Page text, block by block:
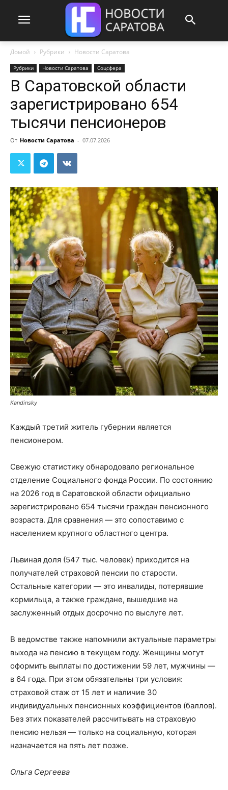
Домой Рубрики Новости Саратова
Рубрики Новости Саратова Соцсфера
В Саратовской области
зарегистрировано 654
тысячи пенсионеров
От Новости Саратова - 07.07.2026
Kandinsky
Каждый третий житель губернии является
пенсионером.
Свежую статистику обнародовало региональное
отделение Социального фонда России. По состоянию
на 2026 год в Саратовской области официально
зарегистрировано 654 тысячи граждан пенсионного
возраста. Для сравнения — это сопоставимо с
населением крупного областного центра.
Львиная доля (547 тыс. человек) приходится на
получателей страховой пенсии по старости.
Остальные категории — это инвалиды, потерявшие
кормильца, а также граждане, вышедшие на
заслуженный отдых досрочно по выслуге лет.
В ведомстве также напомнили актуальные параметры
выхода на пенсию в текущем году. Женщины могут
оформить выплаты по достижении 59 лет, мужчины —
в 64 года. При этом обязательны три условия:
страховой стаж от 15 лет и наличие 30
индивидуальных пенсионных коэффициентов (баллов).
Без этих показателей рассчитывать на страховую
пенсию нельзя — только на социальную, которая
назначается на пять лет позже.
Ольга Сергеева